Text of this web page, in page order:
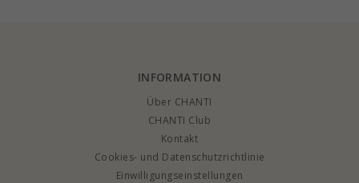
INFORMATION
Über CHANTI
CHANTI Club
Kontakt
Cookies- und Datenschutzrichtlinie
Einwilligungseinstellungen